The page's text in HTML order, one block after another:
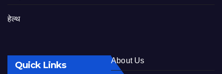
हेल्थ
Quick Links About Us